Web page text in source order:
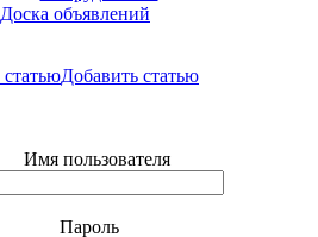
Доска объявлений
Добавить статью
Имя пользователя
Пароль